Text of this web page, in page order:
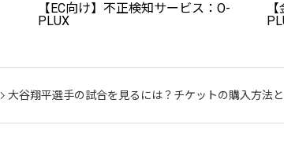
【EC向け】不正検知サービス：O-
PLUX
大谷翔平選手の試合を見るには？チケットの購入方法